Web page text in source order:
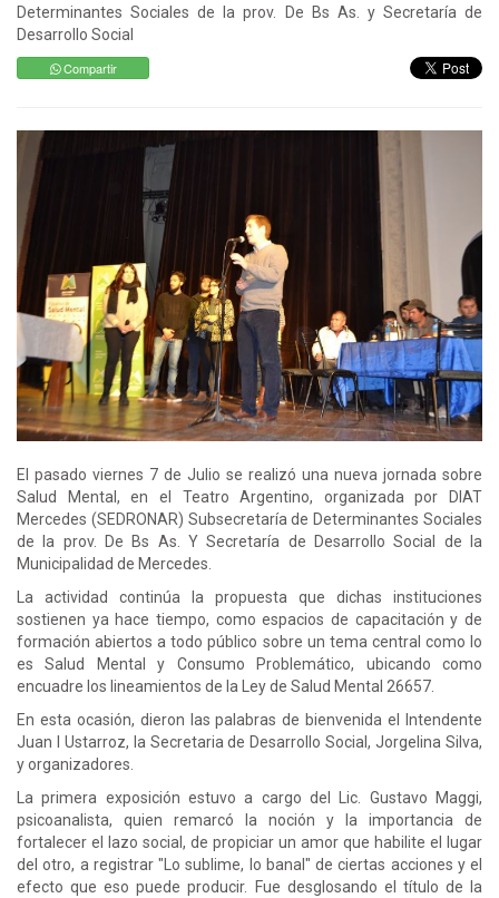
Determinantes Sociales de la prov. De Bs As. y Secretaría de
Desarrollo Social
Compartir
El pasado viernes 7 de Julio se realizó una nueva jornada sobre
Salud Mental, en el Teatro Argentino, organizada por DIAT
Mercedes (SEDRONAR) Subsecretaría de Determinantes Sociales
de la prov. De Bs As. Y Secretaría de Desarrollo Social de la
Municipalidad de Mercedes.
La actividad continúa la propuesta que dichas instituciones
sostienen ya hace tiempo, como espacios de capacitación y de
formación abiertos a todo público sobre un tema central como lo
es Salud Mental y Consumo Problemático, ubicando como
encuadre los lineamientos de la Ley de Salud Mental 26657.
En esta ocasión, dieron las palabras de bienvenida el Intendente
Juan I Ustarroz, la Secretaria de Desarrollo Social, Jorgelina Silva,
y organizadores.
La primera exposición estuvo a cargo del Lic. Gustavo Maggi,
psicoanalista, quien remarcó la noción y la importancia de
fortalecer el lazo social, de propiciar un amor que habilite el lugar
del otro, a registrar "Lo sublime, lo banal" de ciertas acciones y el
efecto que eso puede producir. Fue desglosando el título de la